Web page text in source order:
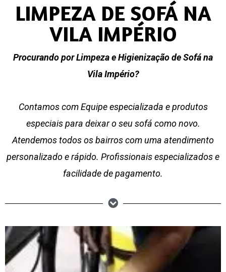
LIMPEZA DE SOFÁ NA
VILA IMPÉRIO
Procurando por Limpeza e Higienização de Sofá na
Vila Império?
Contamos com Equipe especializada e produtos
especiais para deixar o seu sofá como novo.
Atendemos todos os bairros com uma atendimento
personalizado e rápido. Profissionais especializados e
facilidade de pagamento.